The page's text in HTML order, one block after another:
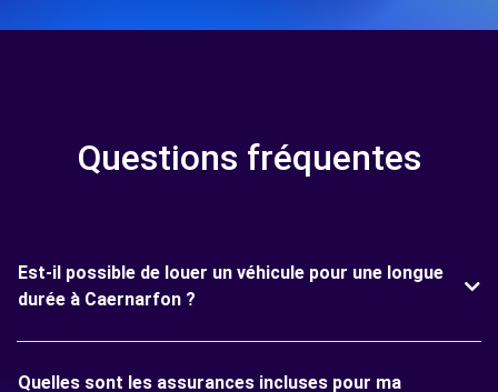
Questions fréquentes
Est-il possible de louer un véhicule pour une longue
durée à Caernarfon ?
Quelles sont les assurances incluses pour ma